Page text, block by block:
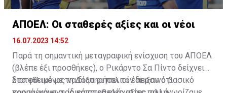
ΑΠΟΕΛ: Οι σταθερές αξίες και οι νέοι
16.07.2023 14:52
Παρά τη σημαντική μεταγραφική ενίσχυση του ΑΠΟΕΛ
(βλέπε έξι προσθήκες), ο Ρικάρντο Σα Πίντο δείχνει
διατεθειμένος να διατηρήσει τον περσινό βασικό
Στο φιλικό με τη Δόξα οι παλιοί έδειξαν ότι